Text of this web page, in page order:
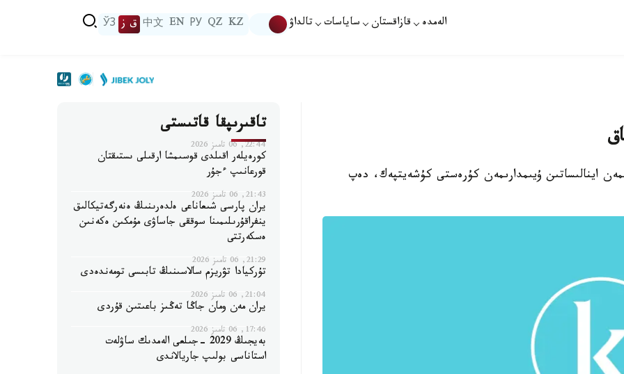
الەمدە قازاقستان ساياسات تالداۋ KZ
QZ
РУ
EN
中文 ق ز ЎЗ
اينالىساتىن ۇيىمدارىمەن كۇرەستى كۇشەيتپەك، دەپ
تاقىرىپقا قاتىستى
22:44, 06 تامىز 2026
كورەيلەر اقىلدى قوسىمشا ارقىلى ىستىقتان
قورعانىپ ءجۇر
21:43, 06 تامىز 2026
يران پارسى شىعاناعى ەلدەرىنىڭ ەنەرگەتيكالىق
ينفراقۇرىلىمىنا سوققى جاساۋى مۇمكىن ەكەنىن
ەسكەرتتى
21:29, 06 تامىز 2026
تۇركيادا تۋريزم سالاسىنىڭ تابىسى تومەندەدى
21:04, 06 تامىز 2026
يران مەن ومان جاڭا تەڭىز باعىتىن قۇردى
17:46, 06 تامىز 2026
بەيجىڭ 2029 -جىلعى الەمدىك ساۋلەت
استاناسى بولىپ جاريالاندى